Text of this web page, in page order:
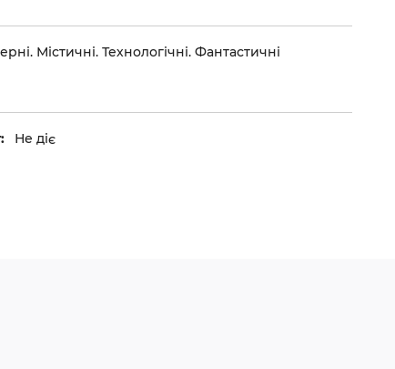
Містичні. Технологічні. Фантастичні
Не діє